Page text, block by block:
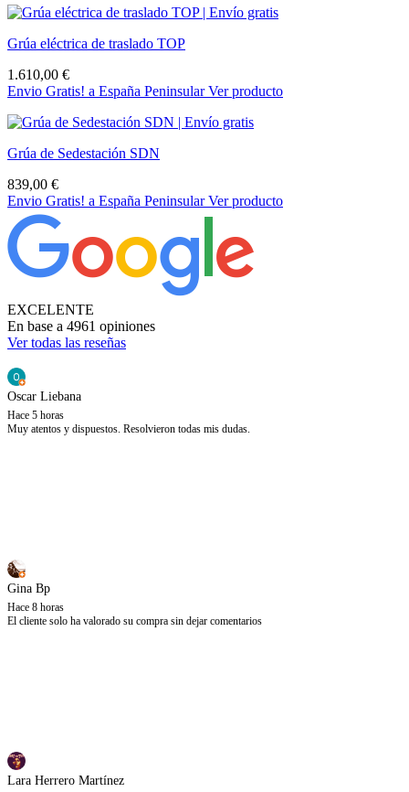
Grúa eléctrica de traslado TOP
1.610,00 €
Envio Gratis! a España PeninsularVer producto
Grúa de Sedestación SDN
839,00 €
Envio Gratis! a España PeninsularVer producto
EXCELENTE
En base a 4961 opiniones
Ver todas las reseñas
Oscar Liebana
Hace 5 horas
Muy atentos y dispuestos. Resolvieron todas mis dudas.
Gina Bp
Hace 8 horas
El cliente solo ha valorado su compra sin dejar comentarios
Lara Herrero Martínez